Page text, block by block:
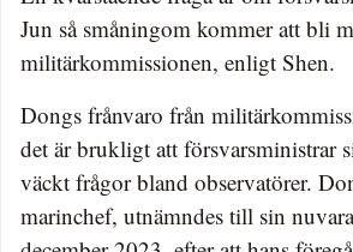
Jun så småningom kommer att bli
militärkommissionen, enligt Shen.
Dongs frånvaro från
det är brukligt att försvarsministrar
väckt frågor bland observatörer.
marinchef, utnämndes till sin